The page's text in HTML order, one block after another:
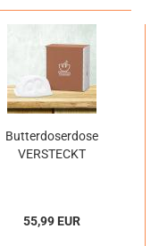
Butterdoserdose
VERSTECKT
55,99 EUR